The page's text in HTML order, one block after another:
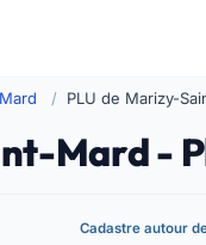
PLU de Marizy-
Mard -
Cadastre autour